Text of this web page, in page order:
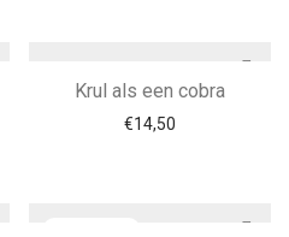
Krul als een cobra
€14,50